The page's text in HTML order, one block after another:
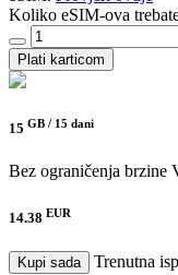
Koliko eSIM-ova
Plati karticom
15 GB / 15 dani
Bez ograničenja brzine
14.38 EUR
Kupi sada
Trenutna